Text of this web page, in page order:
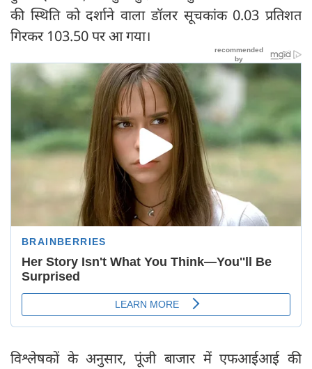
की स्थिति को दर्शाने वाला डॉलर सूचकांक 0.03 प्रतिशत
गिरकर 103.50 पर आ गया।
विश्लेषकों के अनुसार, पूंजी बाजार में एफआईआई की